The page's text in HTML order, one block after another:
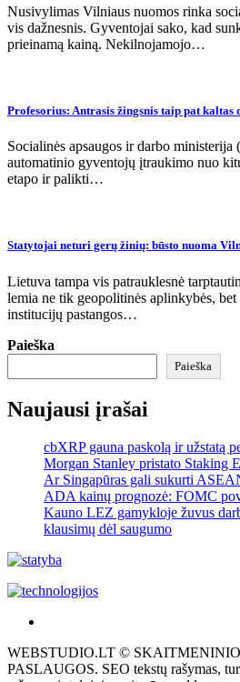
Nusivylimas Vilniaus nuomos rinka
vis dažnesnis. Gyventojai sako, kad
prieinamą kainą. Nekilnojamojo…
Profesorius: Antrasis žingsnis taip pat kaltas
Socialinės apsaugos ir darbo
automatinio gyventojų įtraukimo nuo
etapo ir palikti…
Statytojai neturi gerų žinių: būsto nuoma
Lietuva tampa vis patrauklesnė
lemia ne tik geopolitinės aplinkybės,
institucijų pastangos…
Paieška
Paieška
Naujausi įrašai
cbXRP gauna paskolą ir užstatą
Morgan Stanley pristato Staking
Ar Singapūras gali sukurti
ADA kainų prognozė: FOMC
Kauno LEZ gamykloje žuvus
klausimų dėl saugumo
tai
žemės
WEBSTUDIO.LT ©
PASLAUGOS. SEO tekstų rašymas,